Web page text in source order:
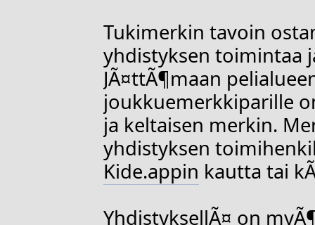
Tukimerkin tavoin
yhdistyksen toimintaa
JÃ¤ttÃ¶maan
joukkuemerkkiparille
ja keltaisen merkin.
yhdistyksen
Kide.appin kautta tai
YhdistyksellÃ¤ on